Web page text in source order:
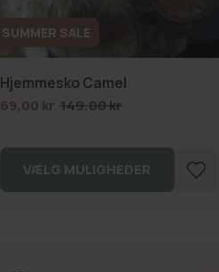
SUMMER SALE
Hjemmesko Camel
69,00 kr 149,00 kr
VÆLG MULIGHEDER